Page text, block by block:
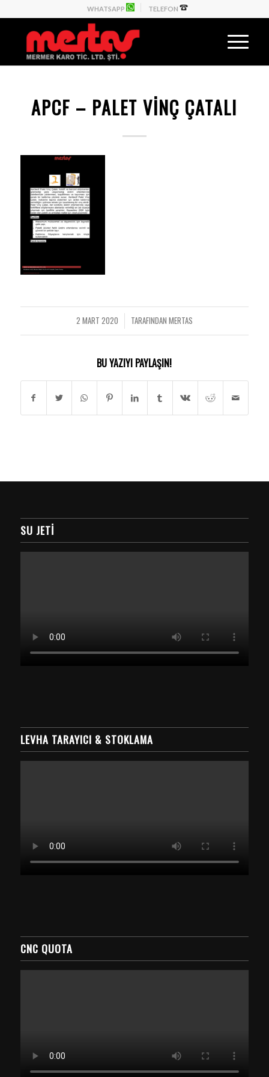
WHATSAPP TELEFON
APCF – PALET VİNÇ ÇATALI
2 MART 2020
/ TARAFINDAN MERTAS
BU YAZIYI PAYLAŞIN!
SU JETI
LEVHA TARAYICI & STOKLAMA
CNC QUOTA